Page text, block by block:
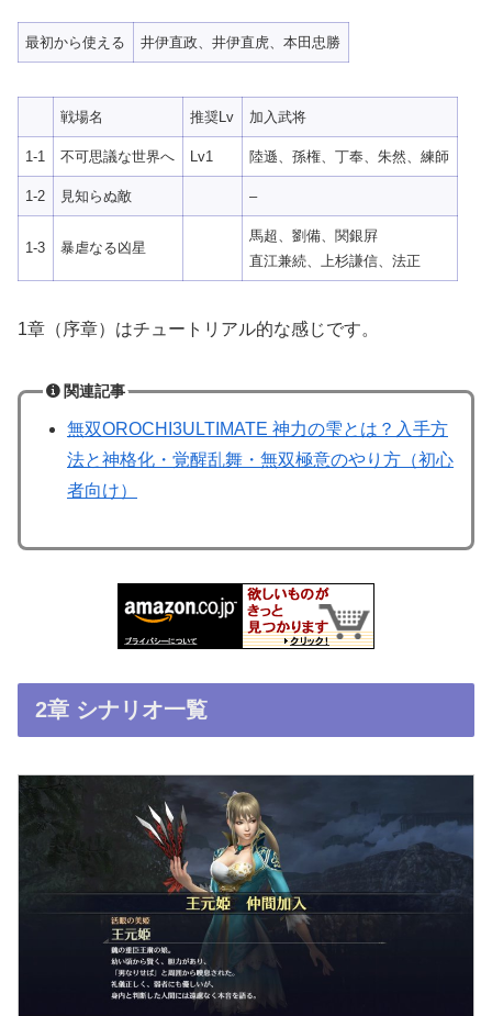
最初から使える 井伊直政、井伊直虎、本田忠勝
戦場名 推奨Lv 加入武将
1-1 不可思議な世界へ Lv1 陸遜、孫権、丁奉、朱然、練師
1-2 見知らぬ敵 –
1-3 暴虐なる凶星
馬超、劉備、関銀屛
直江兼続、上杉謙信、法正
1章（序章）はチュートリアル的な感じです。
関連記事
無双OROCHI3ULTIMATE 神力の雫とは？入手方
法と神格化・覚醒乱舞・無双極意のやり方（初心
者向け）
2章 シナリオ一覧